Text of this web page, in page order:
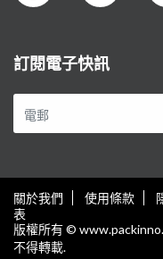
訂閱電子快訊
關於我們 使用條款
表
版權所有 ©
不得轉載.